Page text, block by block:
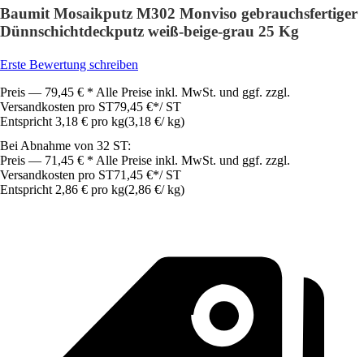
Baumit Mosaikputz M302 Monviso gebrauchsfertiger
Dünnschichtdeckputz weiß-beige-grau 25 Kg
Erste Bewertung schreiben
Preis — 79,45 € * Alle Preise inkl. MwSt. und ggf. zzgl.
Versandkosten pro ST79,45 €*/ ST
Entspricht 3,18 € pro kg(3,18 €/ kg)
Bei Abnahme von 32 ST:
Preis — 71,45 € * Alle Preise inkl. MwSt. und ggf. zzgl.
Versandkosten pro ST71,45 €*/ ST
Entspricht 2,86 € pro kg(2,86 €/ kg)